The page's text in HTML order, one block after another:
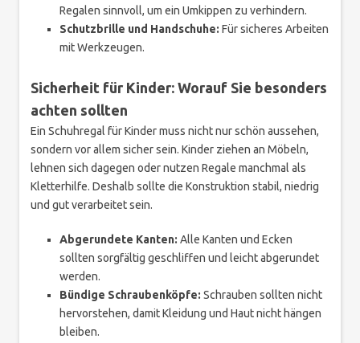
Regalen sinnvoll, um ein Umkippen zu verhindern.
Schutzbrille und Handschuhe: Für sicheres Arbeiten
mit Werkzeugen.
Sicherheit für Kinder: Worauf Sie besonders
achten sollten
Ein Schuhregal für Kinder muss nicht nur schön aussehen,
sondern vor allem sicher sein. Kinder ziehen an Möbeln,
lehnen sich dagegen oder nutzen Regale manchmal als
Kletterhilfe. Deshalb sollte die Konstruktion stabil, niedrig
und gut verarbeitet sein.
Abgerundete Kanten: Alle Kanten und Ecken
sollten sorgfältig geschliffen und leicht abgerundet
werden.
Bündige Schraubenköpfe: Schrauben sollten nicht
hervorstehen, damit Kleidung und Haut nicht hängen
bleiben.